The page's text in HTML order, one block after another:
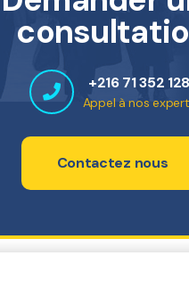
+216 71 352 128
Appel à nos
Contactez nous